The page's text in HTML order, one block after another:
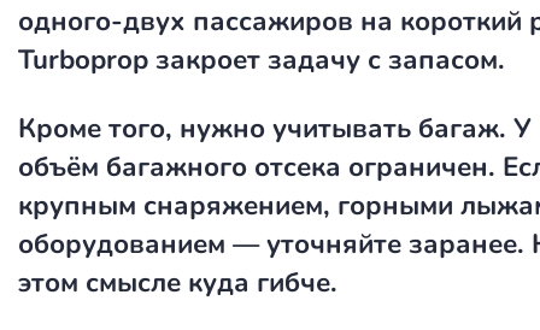
одного-двух пассажиров на
Turboprop закроет задачу с запасом.
Кроме того, нужно учитывать багаж.
объём багажного отсека ограничен.
крупным снаряжением, горными
оборудованием — уточняйте заранее.
этом смысле куда гибче.